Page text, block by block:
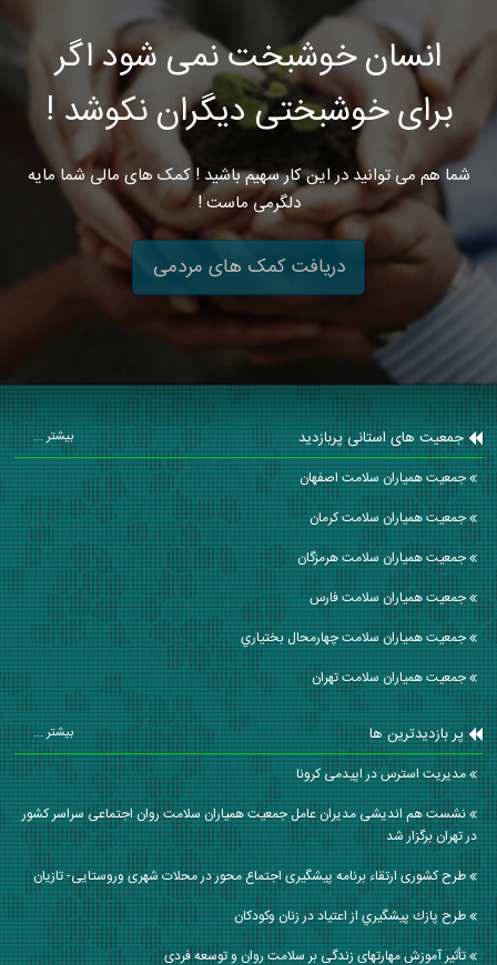
انسان خوشبخت نمی شود اگر
برای خوشبختی دیگران نکوشد !
شما هم می توانید در این کار سهیم باشید ! کمک های مالی شما مایه
دلگرمی ماست !
دریافت کمک های مردمی
جمعیت های استانی پربازدید بیشتر ...
جمعیت همیاران سلامت اصفهان
جمعیت همیاران سلامت كرمان
جمعیت همیاران سلامت هرمزگان
جمعیت همیاران سلامت فارس
جمعیت همیاران سلامت چهارمحال بختياري
جمعیت همیاران سلامت تهران
پر بازدیدترین ها بیشتر ...
مدیریت استرس در اپیدمی کرونا
نشست هم اندیشی مدیران عامل جمعیت همیاران سلامت روان اجتماعی سراسر کشور
در تهران برگزار شد
طرح کشوری ارتقاء برنامه پیشگیری اجتماع محور در محلات شهری وروستایی- تازیان
طرح پازك پيشگيري از اعتياد در زنان وكودكان
تأثیر آموزش مهارتهای زندگی بر سلامت روان و توسعه فردی